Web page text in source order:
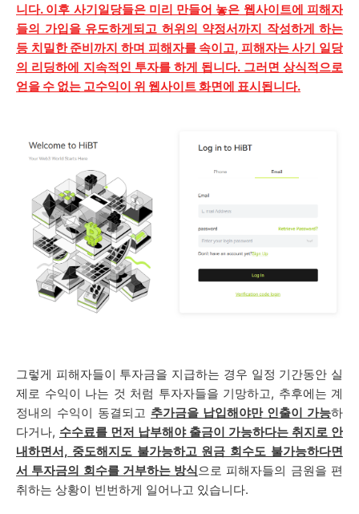
니다. 이후 사기일당들은 미리 만들어 놓은 웹사이트에 피해자
들의 가입을 유도하게되고 허위의 약정서까지 작성하게 하는
등 치밀한 준비까지 하며 피해자를 속이고, 피해자는 사기 일당
의 리딩하에 지속적인 투자를 하게 됩니다. 그러면 상식적으로
얻을 수 없는 고수익이 위 웹사이트 화면에 표시됩니다.
그렇게 피해자들이 투자금을 지급하는 경우 일정 기간동안 실
제로 수익이 나는 것 처럼 투자자들을 기망하고, 추후에는 계
정내의 수익이 동결되고 추가금을 납입해야만 인출이 가능하
다거나, 수수료를 먼저 납부해야 출금이 가능하다는 취지로 안
내하면서, 중도해지도 불가능하고 원금 회수도 불가능하다면
서 투자금의 회수를 거부하는 방식으로 피해자들의 금원을 편
취하는 상황이 빈번하게 일어나고 있습니다.